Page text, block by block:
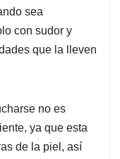
sea
con sudor y
que la lleven
no es
ya que esta
de la piel, así